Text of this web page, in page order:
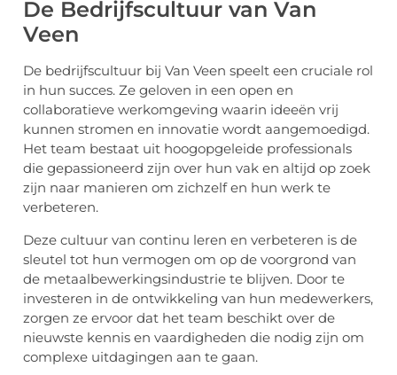
De Bedrijfscultuur van Van
Veen
De bedrijfscultuur bij Van Veen speelt een cruciale rol
in hun succes. Ze geloven in een open en
collaboratieve werkomgeving waarin ideeën vrij
kunnen stromen en innovatie wordt aangemoedigd.
Het team bestaat uit hoogopgeleide professionals
die gepassioneerd zijn over hun vak en altijd op zoek
zijn naar manieren om zichzelf en hun werk te
verbeteren.
Deze cultuur van continu leren en verbeteren is de
sleutel tot hun vermogen om op de voorgrond van
de metaalbewerkingsindustrie te blijven. Door te
investeren in de ontwikkeling van hun medewerkers,
zorgen ze ervoor dat het team beschikt over de
nieuwste kennis en vaardigheden die nodig zijn om
complexe uitdagingen aan te gaan.